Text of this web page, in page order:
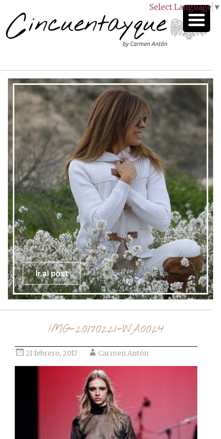
Select Language ▼
Ir al post
IMG-20170221-WA0024
21 febrero, 2017 Carmen Antón